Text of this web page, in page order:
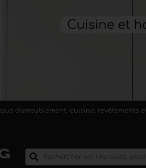
d'ameublement, cuisine, revêtements